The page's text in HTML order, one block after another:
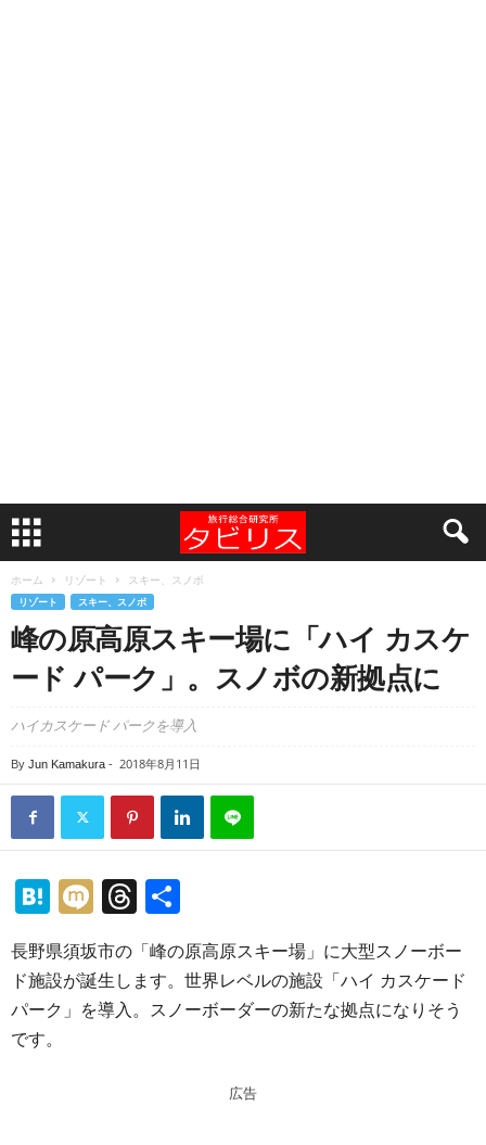
ホーム リゾート スキー、スノボ
リゾート スキー、スノボ
峰の原高原スキー場に「ハイ カスケ
ード パーク」。スノボの新拠点に
ハイカスケード パークを導入
By Jun Kamakura - 2018年8月11日
H
e
n
a
M
T
e
a
長野県須坂市の「峰の原高原スキー場」に大型スノーボー
ド施設が誕生します。世界レベルの施設「ハイ カスケード
パーク」を導入。スノーボーダーの新たな拠点になりそう
です。
広告